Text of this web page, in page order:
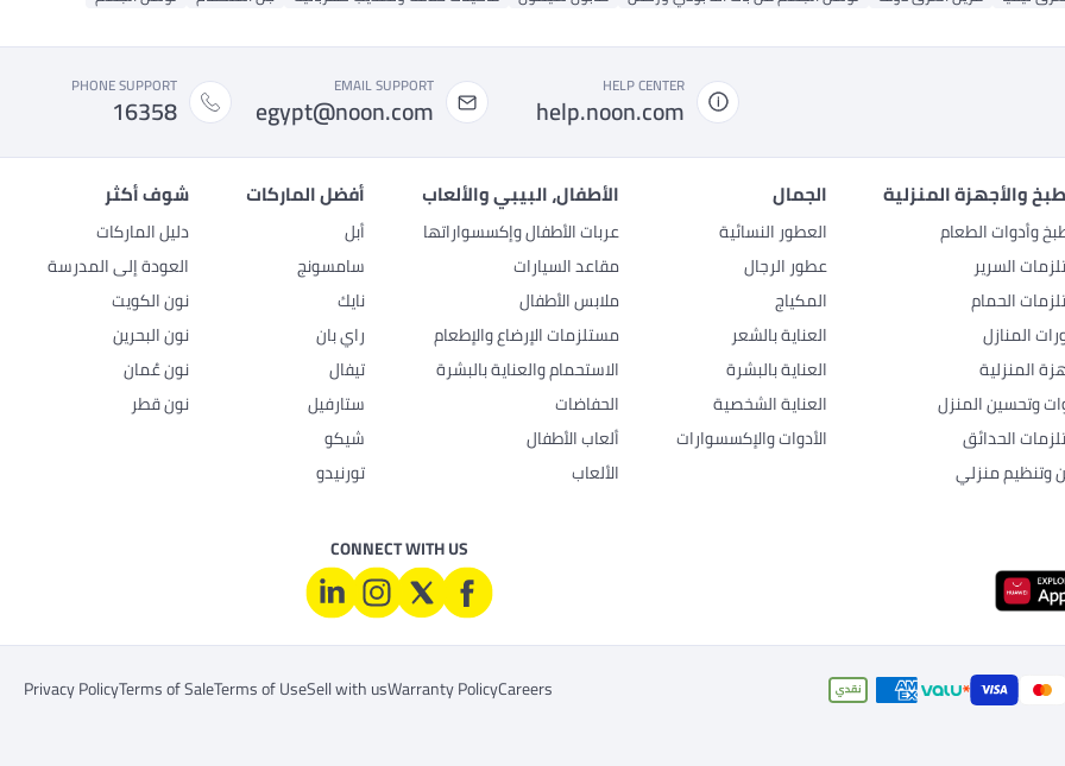
HELP CENTER
help.noon.com
EMAIL SUPPORT
egypt@noon.com
PHONE SUPPORT
16358
والأجهزة المنزلية
وأدوات الطعام
السرير
الحمام
المنازل
المنزلية
وتحسين المنزل
الحدائق
وتنظيم منزلي
الجمال
العطور النسائية
عطور الرجال
المكياج
العناية بالشعر
العناية بالبشرة
العناية الشخصية
الأدوات والإكسسوارات
الأطفال، البيبي والألعاب
عربات الأطفال وإكسسواراتها
مقاعد السيارات
ملابس الأطفال
مستلزمات الإرضاع والإطعام
الاستحمام والعناية بالبشرة
الحفاضات
ألعاب الأطفال
الألعاب
أفضل الماركات
أبل
سامسونج
نايك
راي بان
تيفال
ستارفيل
شيكو
تورنيدو
شوف أكثر
دليل الماركات
العودة إلى المدرسة
نون الكويت
نون البحرين
نون عُمان
نون قطر
CONNECT WITH US
Careers
Warranty Policy
Sell with us
Terms of Use
Terms of Sale
Privacy Policy